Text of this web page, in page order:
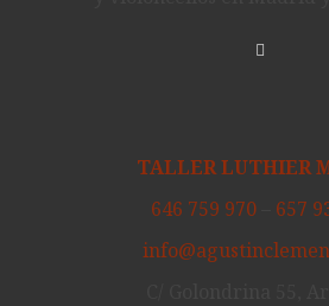
TALLER LUTHIER
646 759 970
657